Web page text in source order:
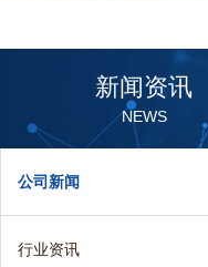
新闻资讯
NEWS
公司新闻
行业资讯